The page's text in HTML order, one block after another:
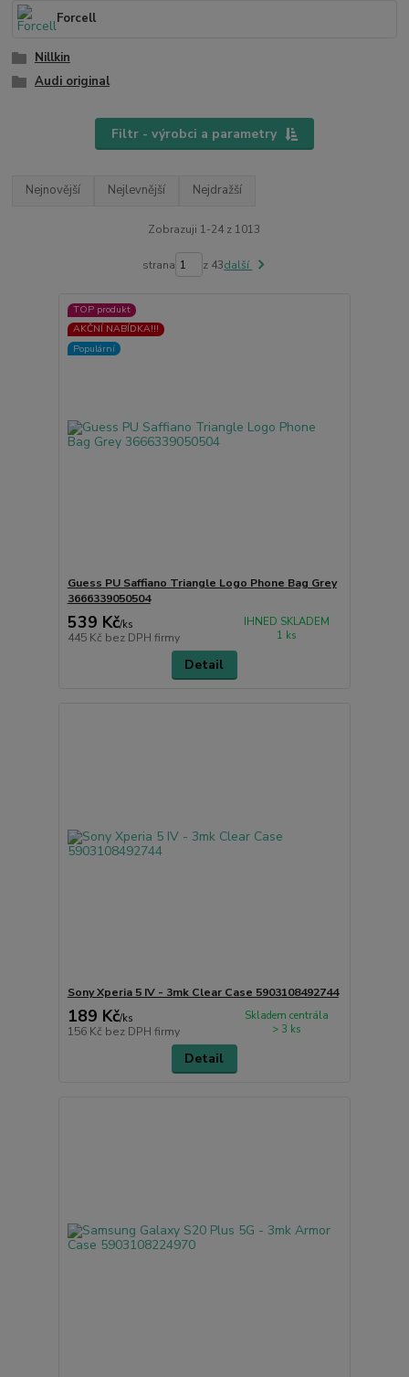
Forcell
Nillkin
Audi original
Filtr - výrobci a parametry
Nejnovější Nejlevnější Nejdražší
Zobrazuji 1-24 z 1013
strana z 43další
TOP produkt
AKČNÍ NABÍDKA!!!
Populární
Guess PU Saffiano Triangle Logo Phone Bag Grey
3666339050504
539 Kč/ks
445 Kč bez DPH firmy
IHNED SKLADEM
1 ks
Detail
Sony Xperia 5 IV - 3mk Clear Case 5903108492744
189 Kč/ks
156 Kč bez DPH firmy
Skladem centrála
> 3 ks
Detail